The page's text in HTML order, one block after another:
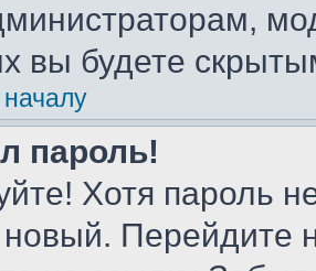
вы будете
пароль!
Хотя пароль
новый. Перейдите